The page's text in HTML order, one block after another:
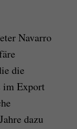
Navarro
die
im Export
dazu